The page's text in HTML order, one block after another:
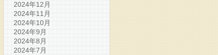
2024年12月
2024年11月
2024年10月
2024年9月
2024年8月
2024年7月